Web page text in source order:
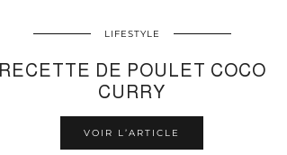
LIFESTYLE
RECETTE DE POULET COCO
CURRY
VOIR L’ARTICLE